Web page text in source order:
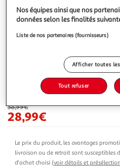
Vendu parParis Prix
Livraison dès 5/6 jours
Multishop
38,99€
28,99€
Le prix du produit, les avantages
livraison ou de retrait sont susceptibles
d'achat choisi (voir détails et
Nos équipes ainsi que nos
données selon les finalités
Liste de nos partenaires (fournisseurs)
Afficher toutes
Tout refuser